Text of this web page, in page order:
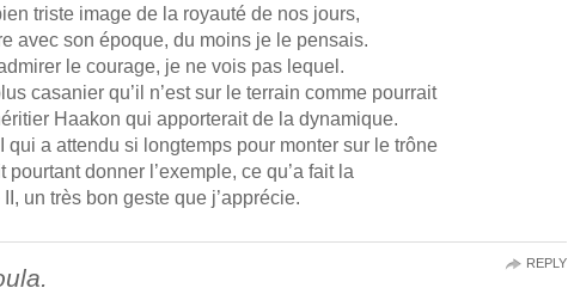
triste image de la royauté de nos jours,
avec son époque, du moins je le pensais.
le courage, je ne vois pas lequel.
casanier qu’il n’est sur le terrain comme pourrait
Haakon qui apporterait de la dynamique.
qui a attendu si longtemps pour monter sur le trône
pourtant donner l’exemple, ce qu’a fait la
un très bon geste que j’apprécie.
REPLY